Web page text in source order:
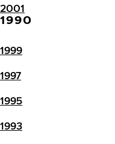
2001
1990
1999
1997
1995
1993